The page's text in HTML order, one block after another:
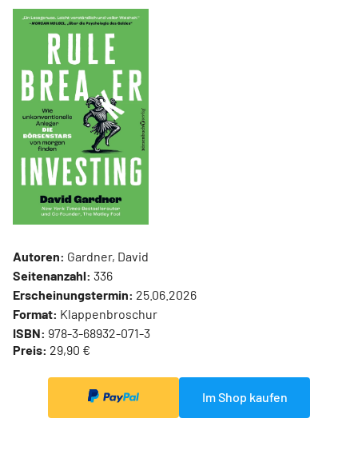
Autoren: Gardner, David
Seitenanzahl: 336
Erscheinungstermin: 25.06.2026
Format: Klappenbroschur
ISBN: 978-3-68932-071-3
Preis: 29,90 €
Im Shop kaufen